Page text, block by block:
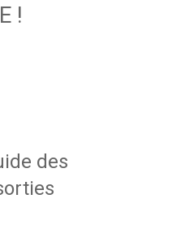
!
des